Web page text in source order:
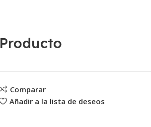
Producto
Comparar
Añadir a la lista de deseos